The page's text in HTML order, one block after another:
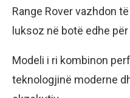
Range Rover vazhdon
luksoz në botë edhe
Modeli i ri kombinon
teknologjinë moderne